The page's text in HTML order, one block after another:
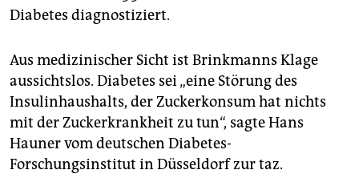
Diabetes diagnostiziert.
Aus medizinischer Sicht ist Brinkmanns Klage
aussichtslos. Diabetes sei „eine Störung des
Insulinhaushalts, der Zuckerkonsum hat nichts
mit der Zuckerkrankheit zu tun“, sagte Hans
Hauner vom deutschen Diabetes-
Forschungsinstitut in Düsseldorf zur taz.